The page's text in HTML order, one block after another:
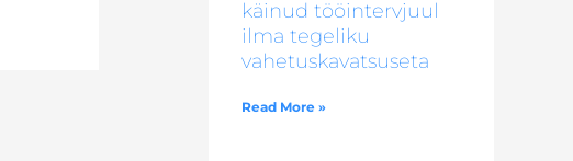
käinud tööintervjuul
ilma tegeliku
vahetuskavatsuseta
Read More »